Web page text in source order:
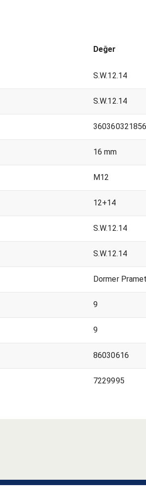
Değer
S.W.12.14
S.W.12.14
16 mm
M12
12+14
S.W.12.14
S.W.12.14
Dormer
9
9
86030616
7229995